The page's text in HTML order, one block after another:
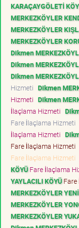
KARAÇAYGÖLETİ
MERKEZKÖYLER
MERKEZKÖYLER
MERKEZKÖYLER
Dikmen
Dikmen
Dikmen
Hizmeti Dikmen
Hizmeti Dikmen
İlaçlama Hizmeti
Fare İlaçlama Hizmeti
İlaçlama Hizmeti
Fare İlaçlama Hizmeti
Fare İlaçlama Hizmeti
KÖYÜFare İlaçlama
YAYLACILI KÖYÜFare
MERKEZKÖYLER
MERKEZKÖYLER
MERKEZKÖYLER